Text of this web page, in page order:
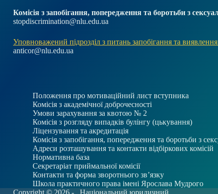
Комісія з запобігання, попередження та боротьби з
stopdiscrimination@nlu.edu.ua
Уповноважений підрозділ з питань запобігання та виявлення
anticor@nlu.edu.ua
Положення про мотиваційний лист вступника
Комісія з академічної доброчесності
Умови зарахування за квотою № 2
Комісія з розгляду випадків булінгу (цькування)
Ліцензування та акредитація
Комісія з запобігання, попередження та боротьби з
Адреси розташування та контакти відбіркових комісій
Нормативна база
Секретаріат приймальної комісії
Контакти та форма зворотнього зв’язку
Школа практичного права імені Ярослава Мудрого
Copyright © 2026 - Національний юридичний